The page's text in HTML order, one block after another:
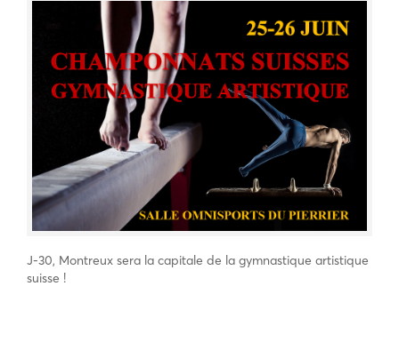
J-30, Montreux sera la capitale de la gymnastique artistique
suisse !